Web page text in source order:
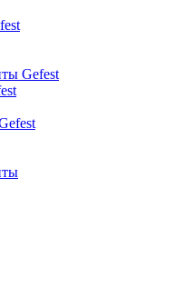
Gefest